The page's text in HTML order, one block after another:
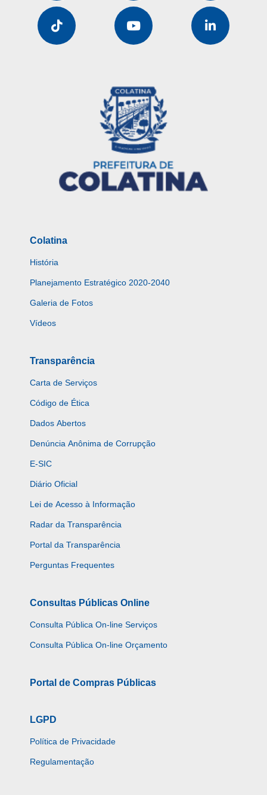
Colatina
História
Planejamento Estratégico 2020-2040
Galeria de Fotos
Vídeos
Transparência
Carta de Serviços
Código de Ética
Dados Abertos
Denúncia Anônima de Corrupção
E-SIC
Diário Oficial
Lei de Acesso à Informação
Radar da Transparência
Portal da Transparência
Perguntas Frequentes
Consultas Públicas Online
Consulta Pública On-line Serviços
Consulta Pública On-line Orçamento
Portal de Compras Públicas
LGPD
Política de Privacidade
Regulamentação